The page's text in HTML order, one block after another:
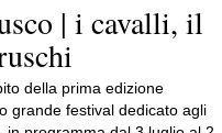
| i cavalli, il
della prima edizione
grande festival dedicato agli